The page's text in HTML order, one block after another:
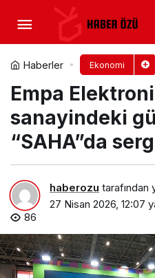
Haberler Ekonomi
Empa
sanayindeki
“SAHA”da
haberozu tarafından
27 Nisan 2026, 12:07
86
Katılım
en iyi işverenleri
Yorum Yap